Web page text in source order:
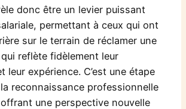
donc être un levier puissant
permettant à ceux qui ont
sur le terrain de réclamer une
reflète fidèlement leur
leur expérience. C’est une étape
reconnaissance professionnelle
une perspective nouvelle